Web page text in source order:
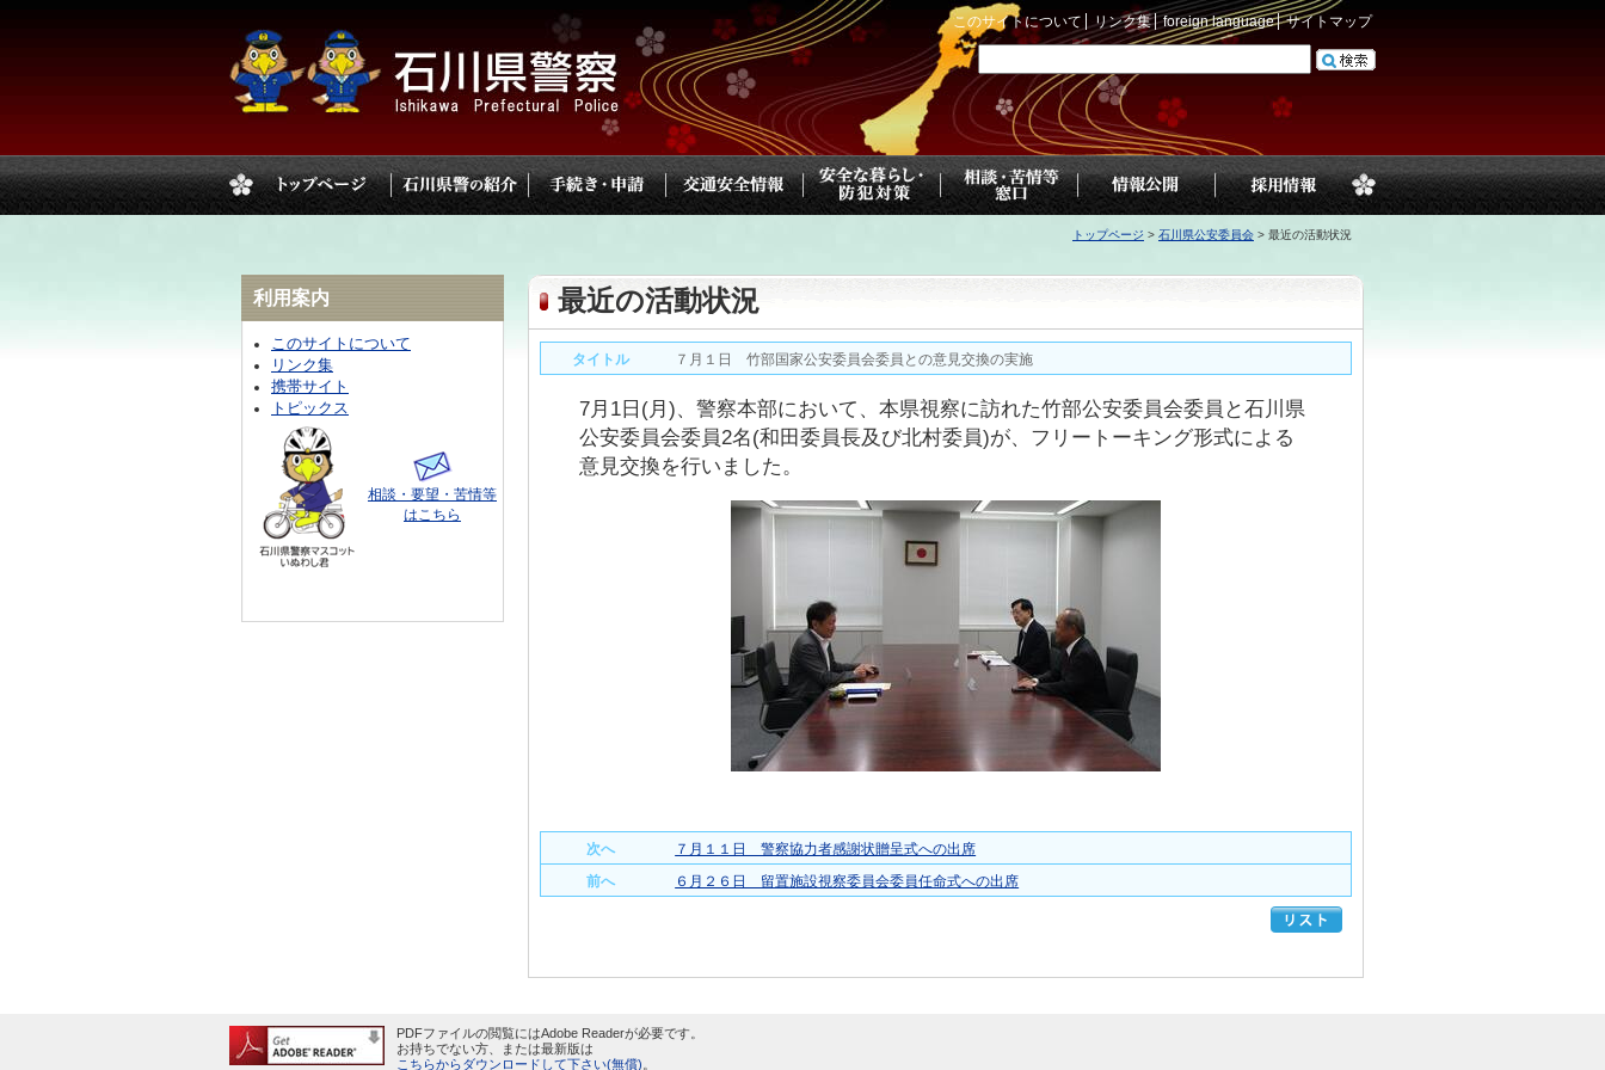
このサイトについて リンク集 foreign language サイトマップ
トップページ > 石川県公安委員会 > 最近の活動状況
最近の活動状況
タイトル ７月１日 竹部国家公安委員会委員との意見交換の実施
7月1日(月)、警察本部において、本県視察に訪れた竹部公安委員会委員と石川県
公安委員会委員2名(和田委員長及び北村委員)が、フリートーキング形式による
意見交換を行いました。
次へ
７月１１日 警察協力者感謝状贈呈式への出席
前へ
６月２６日 留置施設視察委員会委員任命式への出席
利用案内
このサイトについて
リンク集
携帯サイト
トピックス
相談・要望・苦情等
はこちら
PDFファイルの閲覧にはAdobe Readerが必要です。
お持ちでない方、または最新版は
こちらからダウンロードして下さい(無償)